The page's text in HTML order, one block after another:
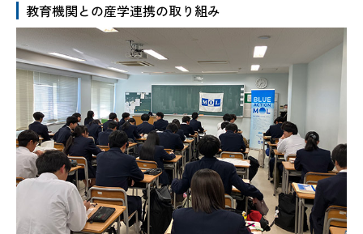
教育機関との産学連携の取り組み